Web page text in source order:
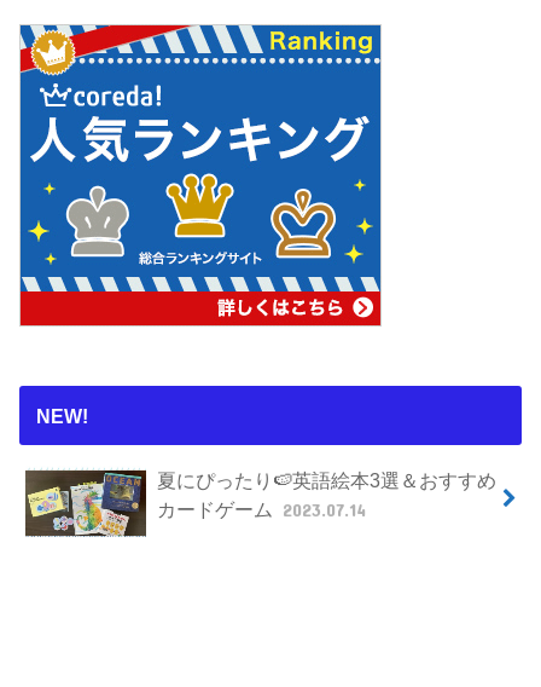
NEW!
夏にぴったり🍉英語絵本3選＆おすすめ
カードゲーム
2023.07.14